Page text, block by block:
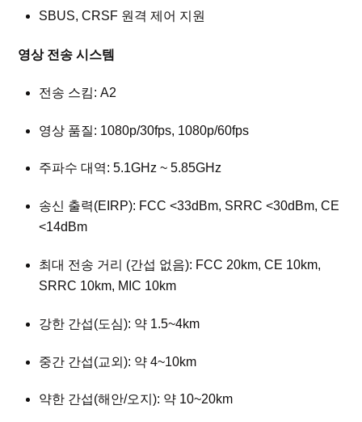
SBUS, CRSF 원격 제어 지원
영상 전송 시스템
전송 스킴: A2
영상 품질: 1080p/30fps, 1080p/60fps
주파수 대역: 5.1GHz ~ 5.85GHz
송신 출력(EIRP): FCC <33dBm, SRRC <30dBm, CE
<14dBm
최대 전송 거리 (간섭 없음): FCC 20km, CE 10km,
SRRC 10km, MIC 10km
강한 간섭(도심): 약 1.5~4km
중간 간섭(교외): 약 4~10km
약한 간섭(해안/오지): 약 10~20km